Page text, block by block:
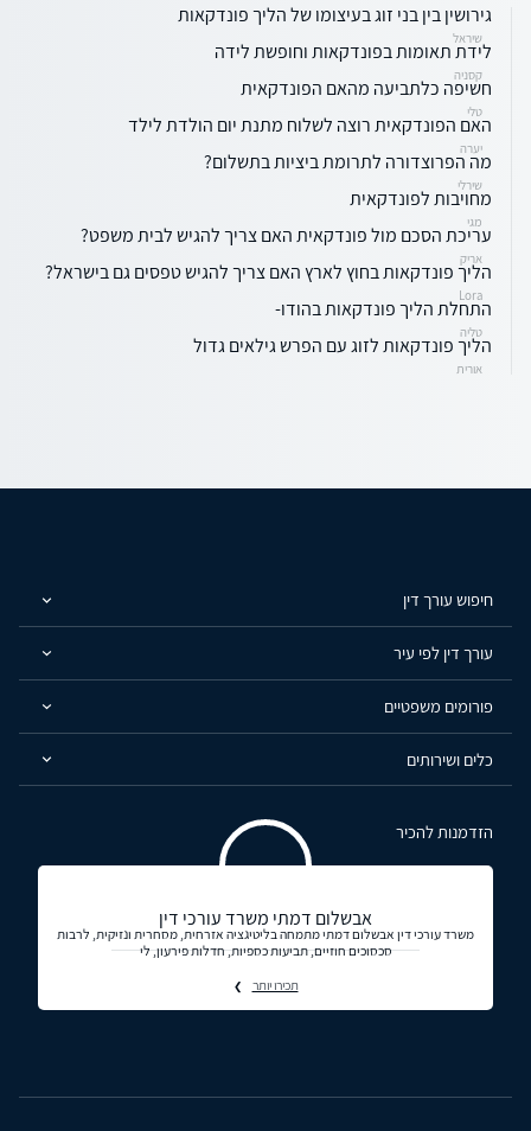
גירושין בין בני זוג בעיצומו של הליך פונדקאות
שיראל
לידת תאומות בפונדקאות וחופשת לידה
קסניה
חשיפה כלתביעה מהאם הפונדקאית
טלי
האם הפונדקאית רוצה לשלוח מתנת יום הולדת לילד
יערה
מה הפרוצדורה לתרומת ביציות בתשלום?
שירלי
מחויבות לפונדקאית
מגי
עריכת הסכם מול פונדקאית האם צריך להגיש לבית משפט?
אריק
הליך פונדקאות בחוץ לארץ האם צריך להגיש טפסים גם בישראל?
Lora
התחלת הליך פונדקאות בהודו-
טליה
הליך פונדקאות לזוג עם הפרש גילאים גדול
אורית
חיפוש עורך דין
עורך דין לפי עיר
פורומים משפטיים
כלים ושירותים
הזדמנות להכיר
אבשלום דמתי משרד עורכי דין
משרד עורכי דין אבשלום דמתי מתמחה בליטיגציה אזרחית, מסחרית ונזיקית, לרבות
סכסוכים חוזיים, תביעות כספיות, חדלות פירעון, לי
תכירו יותר